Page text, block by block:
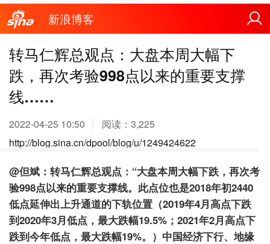
新浪博客
转马仁辉总观点：大盘本周大幅下
跌，再次考验998点以来的重要支撑
线……
2022-04-25 10:50 阅读： 3,225
http://blog.sina.cn/dpool/blog/u/1249424622
@但斌：转马仁辉总观点：“大盘本周大幅下跌，再次考
验998点以来的重要支撑线。此点位也是2018年初2440
低点延伸出上升通道的下轨位置（2019年4月高点下跌
到2020年3月低点，最大跌幅19.5%；2021年2月高点下
跌到今年低点，最大跌幅19%。）中国经济下行、地缘